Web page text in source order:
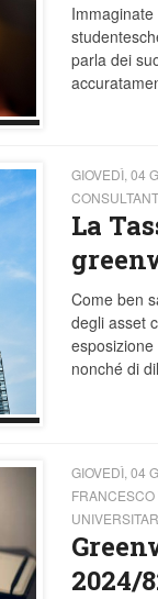
parla dei
GIOVEDÌ, 04
La
Come ben
degli asset
nonché di
GIOVEDÌ, 04
2024/